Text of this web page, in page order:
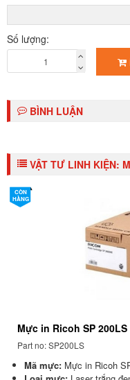
Chuẩn kết nối:USB 2.0
Chức năng đặc biệt:
Hiệu suất làm việc:20.000
Mực in sử dụng:
Ricoh
Giao hàng:Miễn phí TPHCM
Số lượng:
BÌNH LUẬN
VẬT TƯ LINH KIỆN:
CÒN
HÀNG
Mực in Ricoh SP
Part no: SP200LS
Mã mực: Mực in Ricoh